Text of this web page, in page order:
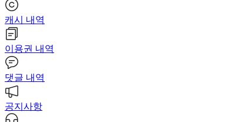
캐시 내역
이용권 내역
댓글 내역
공지사항